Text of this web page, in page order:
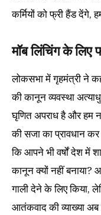
कर्मियों को फ्री हैंड देंगे,
मॉब लिंचिंग के लिए
लोकसभा में गृहमंत्री ने
की कानून व्यवस्था
घृणित अपराध है और हम
की सजा का प्रावधान
कि आपने भी वर्षों देश में
कानून क्यों नहीं बनाया?
गाली देने के लिए किया,
आतंकवाद की व्याख्या